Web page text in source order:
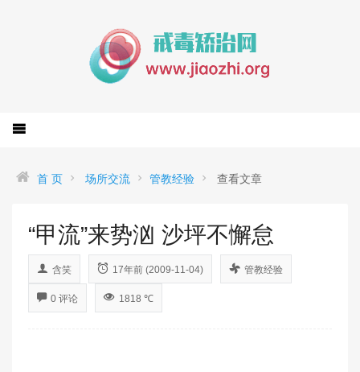
首 页 场所交流 管教经验 查看文章
“甲流”来势汹 沙坪不懈怠
含笑 17年前 (2009-11-04) 管教经验
0 评论 1818 ℃